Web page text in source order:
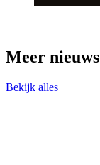
Meer nieuws
Bekijk alles